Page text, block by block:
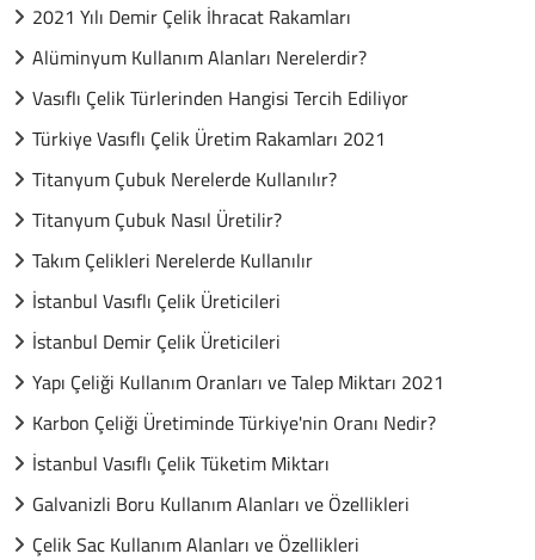
2021 Yılı Demir Çelik İhracat Rakamları
Alüminyum Kullanım Alanları Nerelerdir?
Vasıflı Çelik Türlerinden Hangisi Tercih Ediliyor
Türkiye Vasıflı Çelik Üretim Rakamları 2021
Titanyum Çubuk Nerelerde Kullanılır?
Titanyum Çubuk Nasıl Üretilir?
Takım Çelikleri Nerelerde Kullanılır
İstanbul Vasıflı Çelik Üreticileri
İstanbul Demir Çelik Üreticileri
Yapı Çeliği Kullanım Oranları ve Talep Miktarı 2021
Karbon Çeliği Üretiminde Türkiye'nin Oranı Nedir?
İstanbul Vasıflı Çelik Tüketim Miktarı
Galvanizli Boru Kullanım Alanları ve Özellikleri
Çelik Sac Kullanım Alanları ve Özellikleri